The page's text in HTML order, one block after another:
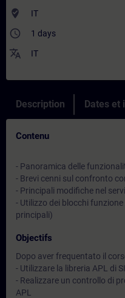
where_to_vote IT
access_time 1 days
translate IT
Description Dates et
Contenu
- Panoramica delle
- Brevi cenni sul confronto
- Principali modifiche nel
- Utilizzo dei blocchi
principali)
Objectifs
Dopo aver frequentato il
- Utilizzare la libreria APL di
- Realizzare un controllo di
APL